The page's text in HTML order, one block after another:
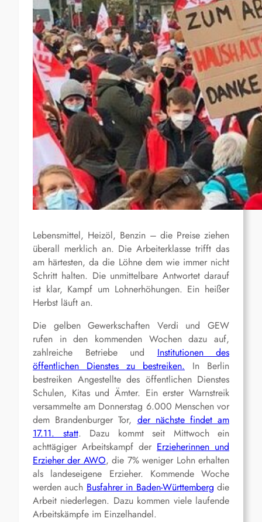
Lebensmittel, Heizöl, Benzin – die Preise ziehen
überall merklich an. Die Arbeiterklasse trifft das
am härtesten, da die Löhne dem wie immer nicht
Schritt halten. Die unmittelbare Antwortet darauf
ist klar, Kampf um Lohnerhöhungen. Ein heißer
Herbst läuft an.
Die gelben Gewerkschaften Verdi und GEW
rufen in den kommenden Wochen dazu auf,
zahlreiche Betriebe und Institutionen des
öffentlichen Dienstes zu bestreiken. In Berlin
bestreiken Angestellte des öffentlichen Dienstes
Schulen, Kitas und Ämter. Ein erster Warnstreik
versammelte am Donnerstag 6.000 Menschen vor
dem Brandenburger Tor, der nächste findet am
17.11. statt. Dazu kommt seit Mittwoch ein
achttägiger Arbeitskampf der Erzieherinnen und
Erzieher der AWO, die 7% weniger Lohn erhalten
als landeseigene Erzieher. Kommende Woche
werden auch Busfahrer in Baden-Württemberg die
Arbeit niederlegen. Dazu kommen viele laufende
Arbeitskämpfe im Einzelhandel.